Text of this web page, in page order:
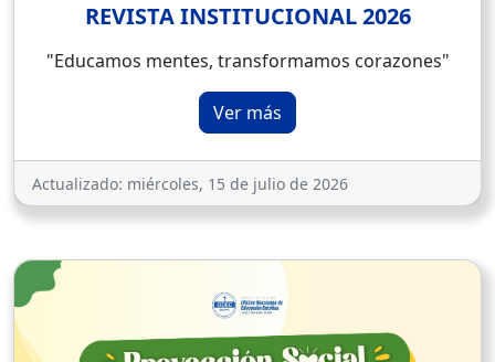
REVISTA INSTITUCIONAL 2026
"Educamos mentes, transformamos corazones"
Ver más
Actualizado: miércoles, 15 de julio de 2026